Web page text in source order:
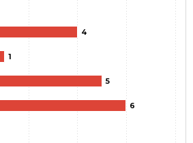
4
1
5
6